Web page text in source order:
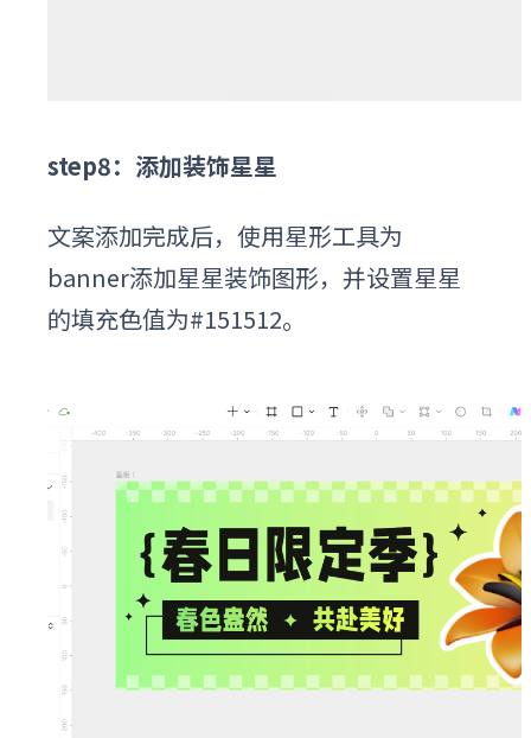
step8：添加装饰星星
文案添加完成后，使用星形工具为
banner添加星星装饰图形，并设置星星
的填充色值为#151512。